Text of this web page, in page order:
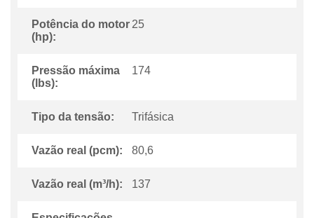
Potência do motor
(hp):
25
Pressão máxima
(lbs):
174
Tipo da tensão: Trifásica
Vazão real (pcm): 80,6
Vazão real (m³/h): 137